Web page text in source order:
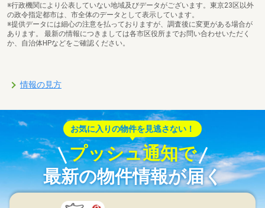
※行政機関により公表していない地域及びデータがございます。東京23区以外
の政令指定都市は、市全体のデータとして表示しています。
※提供データには細心の注意を払っておりますが、調査後に変更がある場合が
あります。 最新の情報につきましては各市区役所までお問い合わせいただく
か、自治体HPなどをご確認ください。
情報の見方
お気に入りの物件を見逃さない！
プッシュ通知で
最新の物件情報が届く